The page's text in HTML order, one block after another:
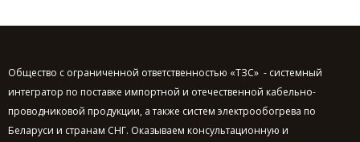
Общество с ограниченной ответственностью «ТЗС» - системный
интегратор по поставке импортной и отечественной кабельно-
проводниковой продукции, а также систем электрообогрева по
Беларуси и странам СНГ. Оказываем консультационную и